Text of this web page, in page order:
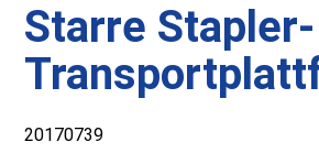
Starre Stapler-
20170739